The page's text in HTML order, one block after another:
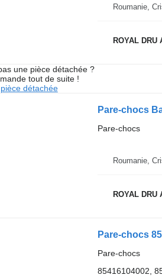
Roumanie,
ROYAL DRU
une pièce détachée ?
tout de suite !
détachée
Pare-chocs
Pare-chocs
Roumanie,
ROYAL DRU
Pare-chocs
Pare-chocs
85416104002,